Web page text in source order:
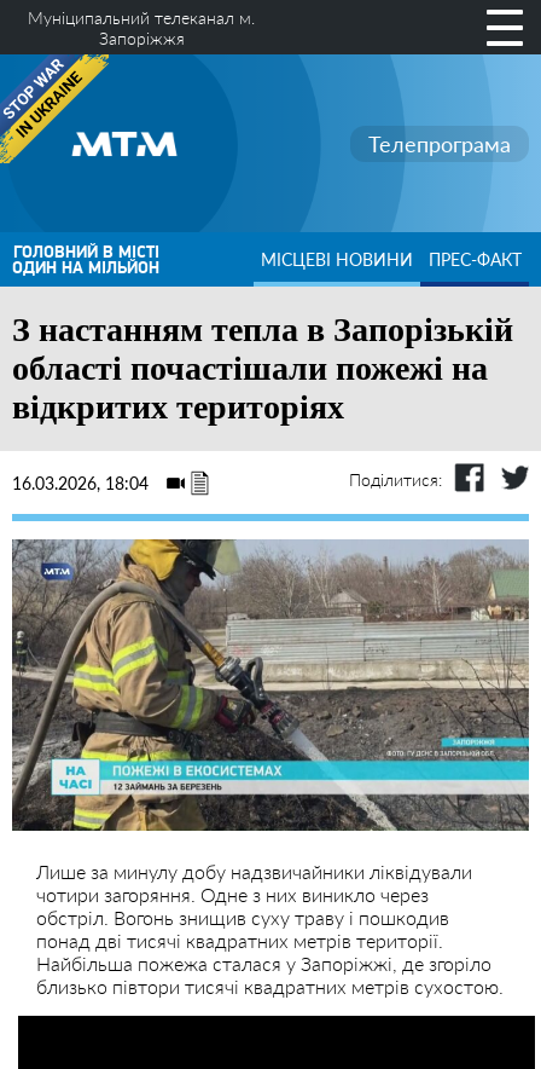
Муніципальний телеканал м.
Запоріжжя
Телепрограма
ГОЛОВНИЙ В МІСТІ
ОДИН НА МІЛЬЙОН МІСЦЕВІ НОВИНИ ПРЕС-ФАКТ
З настанням тепла в Запорізькій
області почастішали пожежі на
відкритих територіях
16.03.2026, 18:04 Поділитися:
Лише за минулу добу надзвичайники ліквідували
чотири загоряння. Одне з них виникло через
обстріл. Вогонь знищив суху траву і пошкодив
понад дві тисячі квадратних метрів території.
Найбільша пожежа сталася у Запоріжжі, де згоріло
близько півтори тисячі квадратних метрів сухостою.